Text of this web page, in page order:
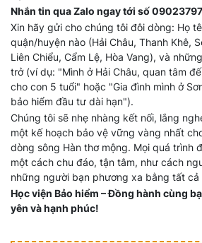
Nhắn tin qua Zalo ngay tới số
Xin hãy gửi cho chúng tôi đôi dòng: Họ
quận/huyện nào (Hải Châu, Thanh Khê,
Liên Chiểu, Cẩm Lệ, Hòa Vang), và
trở (ví dụ: "Mình ở Hải Châu, quan tâm
cho con 5 tuổi" hoặc "Gia đình mình ở
bảo hiểm đầu tư dài hạn").
Chúng tôi sẽ nhẹ nhàng kết nối, lắng
một kế hoạch bảo vệ vững vàng nhất
dòng sông Hàn thơ mộng. Mọi quá trình
một cách chu đáo, tận tâm, như cách
những người bạn phương xa bằng tất cả
Học viện Bảo hiểm – Đồng hành cùng
yên và hạnh phúc!